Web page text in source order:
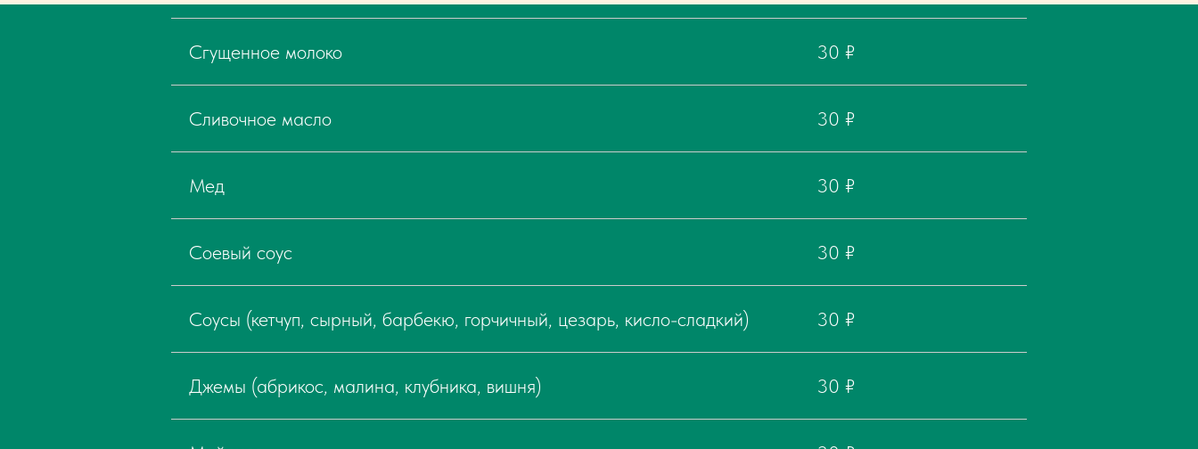
Сгущенное молоко 30 ₽
Сливочное масло 30 ₽
Мед 30 ₽
Соевый соус 30 ₽
Соусы (кетчуп, сырный, барбекю, горчичный, цезарь, кисло-сладкий) 30 ₽
Джемы (абрикос, малина, клубника, вишня) 30 ₽